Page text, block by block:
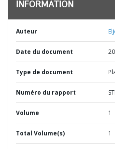
INFORMATION
Auteur
Date du document
Type de document
Numéro du rapport
Volume 1
Total Volume(s) 1